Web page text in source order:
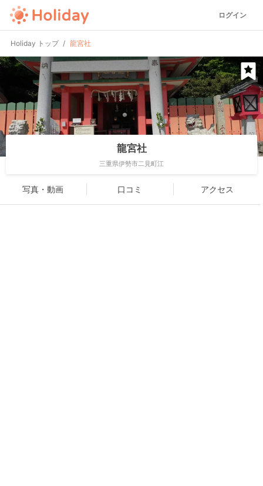
ログイン
Holiday トップ 龍宮社
龍宮社
三重県伊勢市二見町江
写真・動画 口コミ アクセス